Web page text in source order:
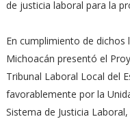
de justicia laboral para la
En cumplimiento de dichos
Michoacán presentó el
Tribunal Laboral Local del
favorablemente por la
Sistema de Justicia